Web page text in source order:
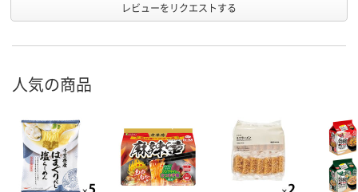
レビューをリクエストする
人気の商品